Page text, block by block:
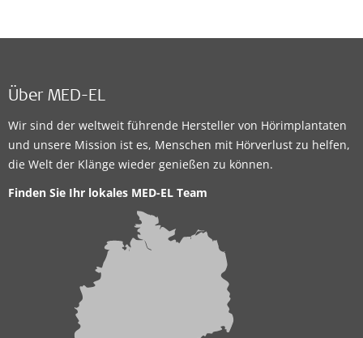
Über MED-EL
Wir sind der weltweit führende Hersteller von Hörimplantaten
und unsere Mission ist es, Menschen mit Hörverlust zu helfen,
die Welt der Klänge wieder genießen zu können.
Finden Sie Ihr lokales MED-EL Team